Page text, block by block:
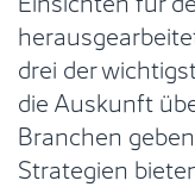
drei der
die Auskunft
Branchen
Strategien